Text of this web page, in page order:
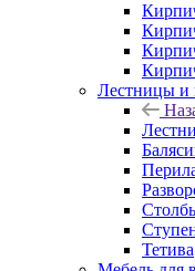
Лестницы и
Тетива